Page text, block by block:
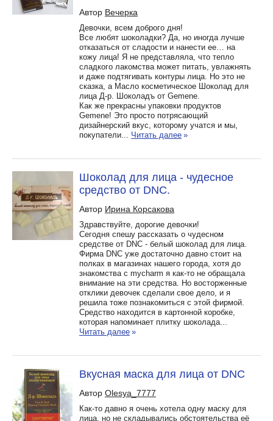
Автор Вечерка
Девочки, всем доброго дня!
Все любят шоколадки? Да, но иногда лучше
отказаться от сладости и нанести ее… на
кожу лица! Я не представляла, что тепло
сладкого лакомства может питать, увлажнять
и даже подтягивать контуры лица. Но это не
сказка, а Масло косметическое Шоколад для
лица Д-р. Шоколадъ от Gemene.
Как же прекрасны упаковки продуктов
Gemene! Это просто потрясающий
дизайнерский вкус, которому учатся и мы,
покупатели... Читать далее »
Шоколад для лица - чудесное
средство от DNC.
Автор Ирина Корсакова
Здравствуйте, дорогие девочки!
Сегодня спешу рассказать о чудесном
средстве от DNC - белый шоколад для лица.
Фирма DNC уже достаточно давно стоит на
полках в магазинах нашего города, хотя до
знакомства с mycharm я как-то не обращала
внимание на эти средства. Но восторженные
отклики девочек сделали свое дело, и я
решила тоже познакомиться с этой фирмой.
Средство находится в картонной коробке,
которая напоминает плитку шоколада...
Читать далее »
Вкусная маска для лица от DNC
Автор Olesya_7777
Как-то давно я очень хотела одну маску для
лица, но не складывались обстоятельства её